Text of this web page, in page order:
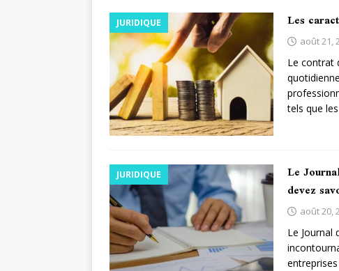
JURIDIQUE Les
août 21,
Le contrat
tels que
JURIDIQUE Le
devez
août 20,
Le Journal